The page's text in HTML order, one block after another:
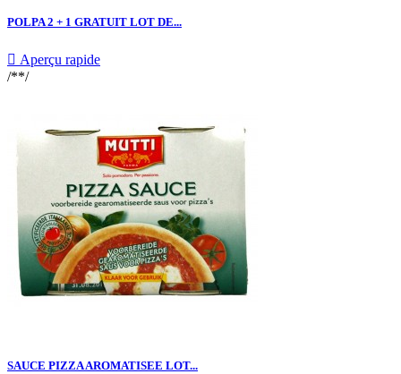
POLPA 2 + 1 GRATUIT LOT DE...
 Aperçu rapide
/**/
SAUCE PIZZA AROMATISEE LOT...